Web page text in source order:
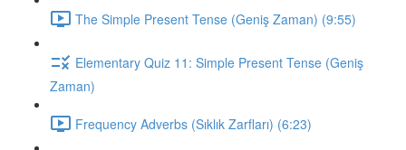
The Simple Present Tense (Geniş Zaman) (9:55)
Elementary Quiz 11: Simple Present Tense (Geniş
Zaman)
Frequency Adverbs (Sıklık Zarfları) (6:23)